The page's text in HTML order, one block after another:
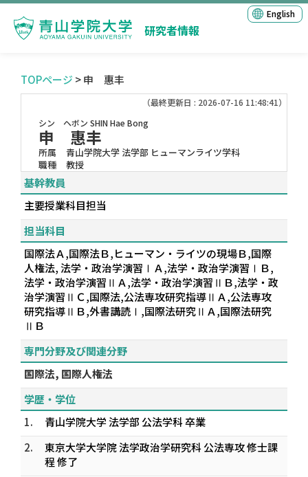
研究者情報
English
TOPページ > 申 惠丰
（最終更新日 : 2026-07-16 11:48:41）
シン ヘボン SHIN Hae Bong
申 惠丰
所属
青山学院大学 法学部 ヒューマンライツ学科
職種
教授
基幹教員
主要授業科目担当
担当科目
国際法Ａ,国際法Ｂ,ヒューマン・ライツの現場Ｂ,国際
人権法, 法学・政治学演習ⅠＡ,法学・政治学演習ⅠＢ,
法学・政治学演習ⅡＡ,法学・政治学演習ⅡＢ,法学・政
治学演習ⅡＣ,国際法,公法専攻研究指導ⅡＡ,公法専攻
研究指導ⅡＢ,外書講読Ⅰ,国際法研究ⅡＡ,国際法研究
ⅡＢ
専門分野及び関連分野
国際法, 国際人権法
学歴・学位
1.
青山学院大学 法学部 公法学科 卒業
2.
東京大学大学院 法学政治学研究科 公法専攻 修士課
程 修了